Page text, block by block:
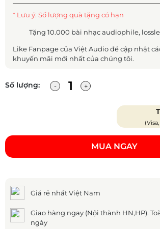
* Lưu ý: Số lượng quà tặng có hạn
Tặng 10.000 bài nhạc audiophile,
Like Fanpage của Việt Audio để cập nhật
khuyến mãi mới nhất của chúng tôi.
Số lượng:
MUA NGAY
Giá rẻ nhất Việt Nam
Giao hàng ngay (Nội thành HN,HP).
ngày